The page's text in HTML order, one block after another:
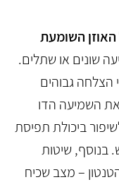
שונים או שתלים.
הצלחה גבוהים
את השמיעה הדו
ביכולת תפיסת
בנוסף, שיטות
– מצב שכיח